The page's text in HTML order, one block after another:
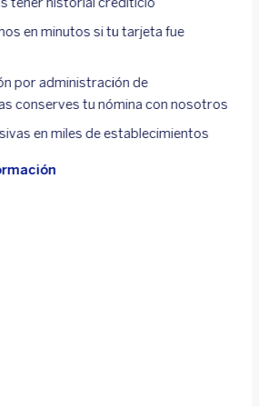
en minutos si tu tarjeta fue
por administración de
conserves tu nómina con nosotros
en miles de establecimientos